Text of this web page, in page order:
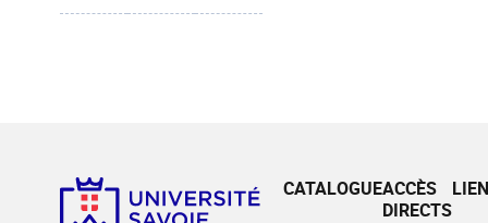
CATALOGUEACCÈS
DIRECTS